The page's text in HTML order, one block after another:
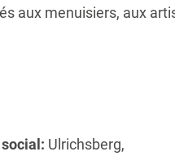
aux menuisiers, aux
Ulrichsberg,